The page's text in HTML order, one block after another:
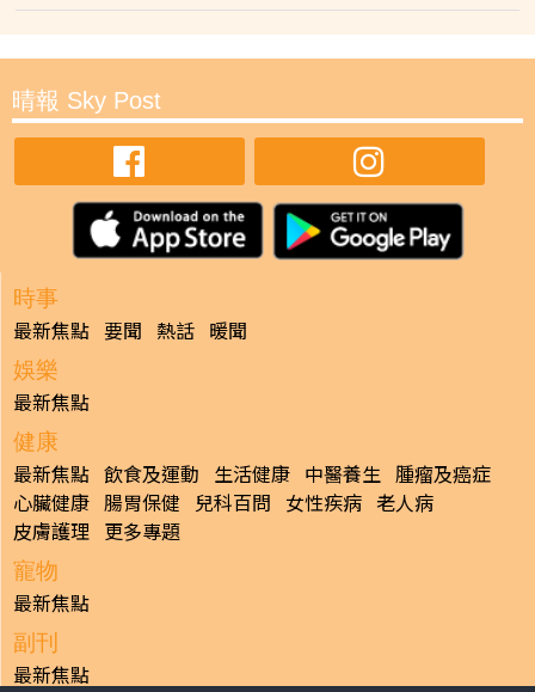
晴報 Sky Post
時事
最新焦點 要聞 熱話 暖聞
娛樂
最新焦點
健康
最新焦點 飲食及運動 生活健康 中醫養生 腫瘤及癌症
心臟健康 腸胃保健 兒科百問 女性疾病 老人病
皮膚護理 更多專題
寵物
最新焦點
副刊
最新焦點